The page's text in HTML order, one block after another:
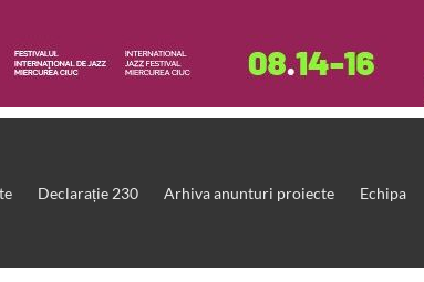
Declarație 230 Arhiva anunturi proiecte Echipa